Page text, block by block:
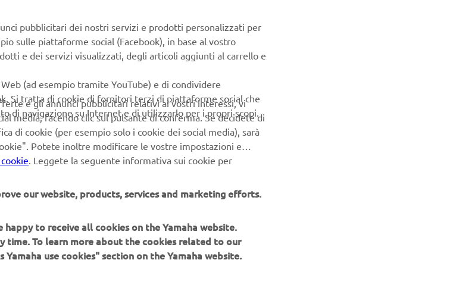
low speed PPMs (Public Personal Mobility) - public
issues with autonomous driving systems
of low-speed autonomous driving vehicles
SUPPORTO NEWSLETTER
Conoscerai in anteprima le ultime offerte, gli eventi speciali, le
pubblicitari dei nostri servizi e prodotti personalizzati per
sulle piattaforme social (Facebook), in base al vostro
e dei servizi visualizzati, degli articoli aggiunti al carrello e
(ad esempio tramite YouTube) e di condividere
Si tratta di cookie di fornitori terzi di piattaforme social che
di navigazione su Internet e di utilizzarlo per i propri scopi.
e gli annunci pubblicitari relativi ai vostri interessi, vi
media, facendo clic sul pulsante di conferma. Se decidete di
di cookie (per esempio solo i cookie dei social media), sarà
Potete inoltre modificare le vostre impostazioni e
. Leggete la seguente informativa sui cookie per
our website, products, services and marketing efforts.
to receive all cookies on the Yamaha website.
time. To learn more about the cookies related to our
use cookies" section on the Yamaha website.